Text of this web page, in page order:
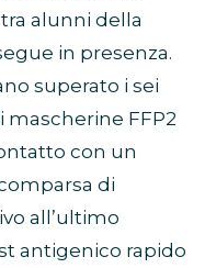
alunni della
in presenza.
superato i sei
mascherine FFP2
con un
di
all’ultimo
antigenico rapido